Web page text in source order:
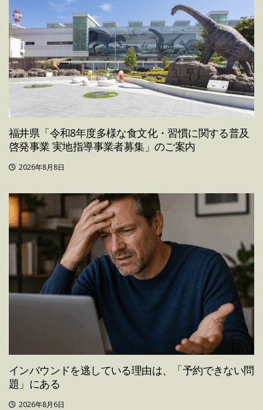
福井県「令和8年度多様な食文化・習慣に関する普及
啓発事業 実地指導事業者募集」のご案内
2026年8月8日
インバウンドを逃している理由は、「予約できない問
題」にある
2026年8月6日